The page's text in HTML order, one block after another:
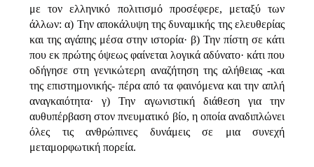
με τον ελληνικό πολιτισμό προσέφερε, μεταξύ των
άλλων: α) Την αποκάλυψη της δυναμικής της ελευθερίας
και της αγάπης μέσα στην ιστορία· β) Την πίστη σε κάτι
που εκ πρώτης όψεως φαίνεται λογικά αδύνατο· κάτι που
οδήγησε στη γενικώτερη αναζήτηση της αλήθειας -και
της επιστημονικής- πέρα από τα φαινόμενα και την απλή
αναγκαιότητα· γ) Την αγωνιστική διάθεση για την
αυθυπέρβαση στον πνευματικό βίο, η οποία αναδιπλώνει
όλες τις ανθρώπινες δυνάμεις σε μια συνεχή
μεταμορφωτική πορεία.